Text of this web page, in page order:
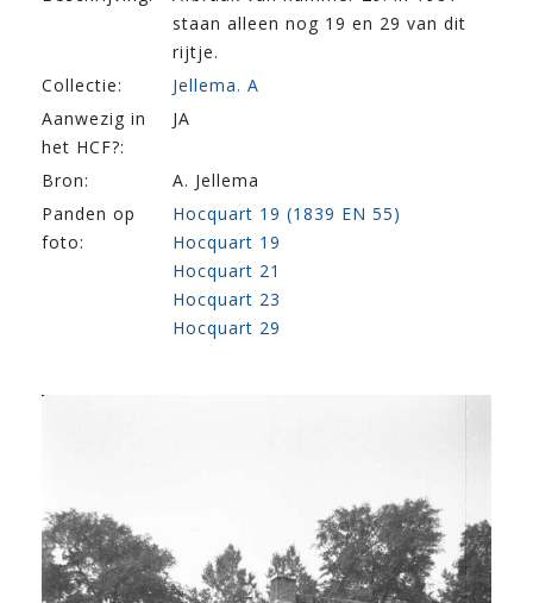
staan alleen nog 19 en 29 van dit
rijtje.
Collectie:
Jellema. A
Aanwezig in
het HCF?:
JA
Bron:
A. Jellema
Panden op
foto:
Hocquart 19 (1839 EN 55)
Hocquart 19
Hocquart 21
Hocquart 23
Hocquart 29